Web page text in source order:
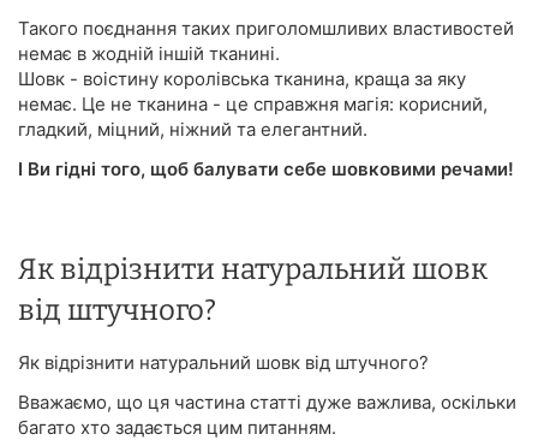
Такого поєднання таких приголомшливих властивостей
немає в жодній іншій тканині.
Шовк - воістину королівська тканина, краща за яку
немає. Це не тканина - це справжня магія: корисний,
гладкий, міцний, ніжний та елегантний.
І Ви гідні того, щоб балувати себе шовковими речами!
Як відрізнити натуральний шовк
від штучного?
Як відрізнити натуральний шовк від штучного?
Вважаємо, що ця частина статті дуже важлива, оскільки
багато хто задається цим питанням.